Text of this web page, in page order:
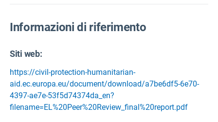
Informazioni di riferimento
Siti web:
https://civil-protection-humanitarian-
aid.ec.europa.eu/document/download/a7be6df5-6e70-
4397-ae7e-53f5d74374da_en?
filename=EL%20Peer%20Review_final%20report.pdf